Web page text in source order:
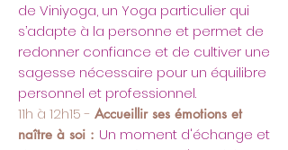
de Viniyoga, un Yoga particulier qui
s’adapte à la personne et permet de
redonner confiance et de cultiver une
sagesse nécessaire pour un équilibre
personnel et professionnel.
11h à 12h15 - Accueillir ses émotions et
naître à soi : Un moment d'échange et